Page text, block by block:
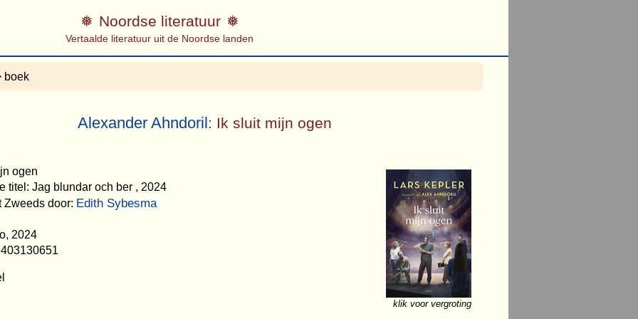
Noordse literatuur
Vertaalde literatuur uit de Noordse landen
boek
Alexander Ahndoril: Ik sluit mijn ogen
klik voor vergroting
ogen
titel: Jag blundar och ber , 2024
Zweeds door: Edith Sybesma
2024